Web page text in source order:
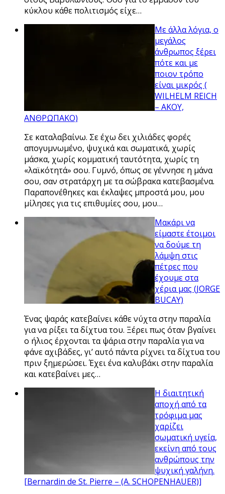
κύκλου κάθε πολιτισμός είχε…
Με άλλα λόγια, ο
μεγάλος
άνθρωπος ξέρει
πότε και με
ποιον τρόπο
είναι μικρός (
WILHELM REICH
– ΑΚΟΥ,
ΑΝΘΡΩΠΑΚΟ)
Σε καταλαβαίνω. Σε έχω δει χιλιάδες φορές
απογυμνωμένο, ψυχικά και σωματικά, χωρίς
μάσκα, χωρίς κομματική ταυτότητα, χωρίς τη
«λαϊκότητά» σου. Γυμνό, όπως σε γέννησε η μάνα
σου, σαν στρατάρχη με τα σώβρακα κατεβασμένα.
Παραπονέθηκες και έκλαψες μπροστά μου, μου
μίλησες για τις επιθυμίες σου, μου…
Μακάρι να
είμαστε έτοιμοι
να δούμε τη
λάμψη στις
πέτρες που
έχουμε στα
χέρια μας (JORGE
BUCAY)
Ένας ψαράς κατεβαίνει κάθε νύχτα στην παραλία
για να ρίξει τα δίχτυα του. Ξέρει πως όταν βγαίνει
ο ήλιος έρχονται τα ψάρια στην παραλία για να
φάνε αχιβάδες, γι’ αυτό πάντα ρίχνει τα δίχτυα του
πριν ξημερώσει. Έχει ένα καλυβάκι στην παραλία
και κατεβαίνει μες…
Η διαιτητική
αποχή από τα
τρόφιμα μας
χαρίζει
σωματική υγεία,
εκείνη από τους
ανθρώπους την
ψυχική γαλήνη.
[Bernardin de St. Pierre – (Α. SCHOPENHAUER)]